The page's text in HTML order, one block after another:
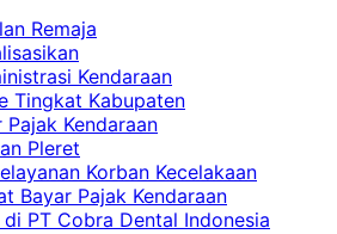
Remaja
Kendaraan
Tingkat Kabupaten
Kendaraan
Pleret
Korban Kecelakaan
Bayar Pajak Kendaraan
PT Cobra Dental Indonesia